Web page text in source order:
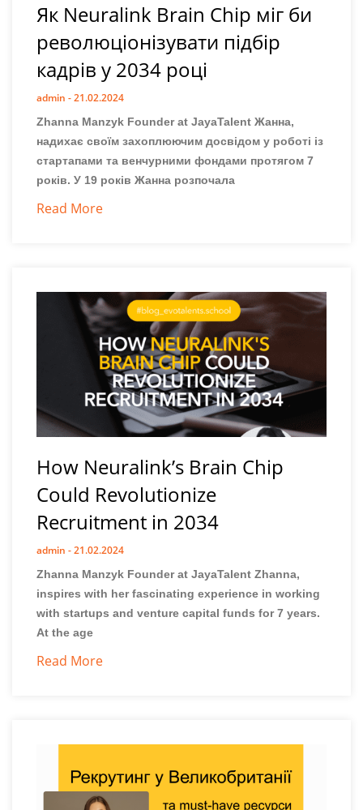
Як Neuralink Brain Chip міг би
революціонізувати підбір
кадрів у 2034 році
admin 21.02.2024
Zhanna Manzyk Founder at JayaTalent Жанна,
надихає своїм захоплюючим досвідом у роботі із
стартапами та венчурними фондами протягом 7
років. У 19 років Жанна розпочала
Read More
How Neuralink’s Brain Chip
Could Revolutionize
Recruitment in 2034
admin 21.02.2024
Zhanna Manzyk Founder at JayaTalent Zhanna,
inspires with her fascinating experience in working
with startups and venture capital funds for 7 years.
At the age
Read More